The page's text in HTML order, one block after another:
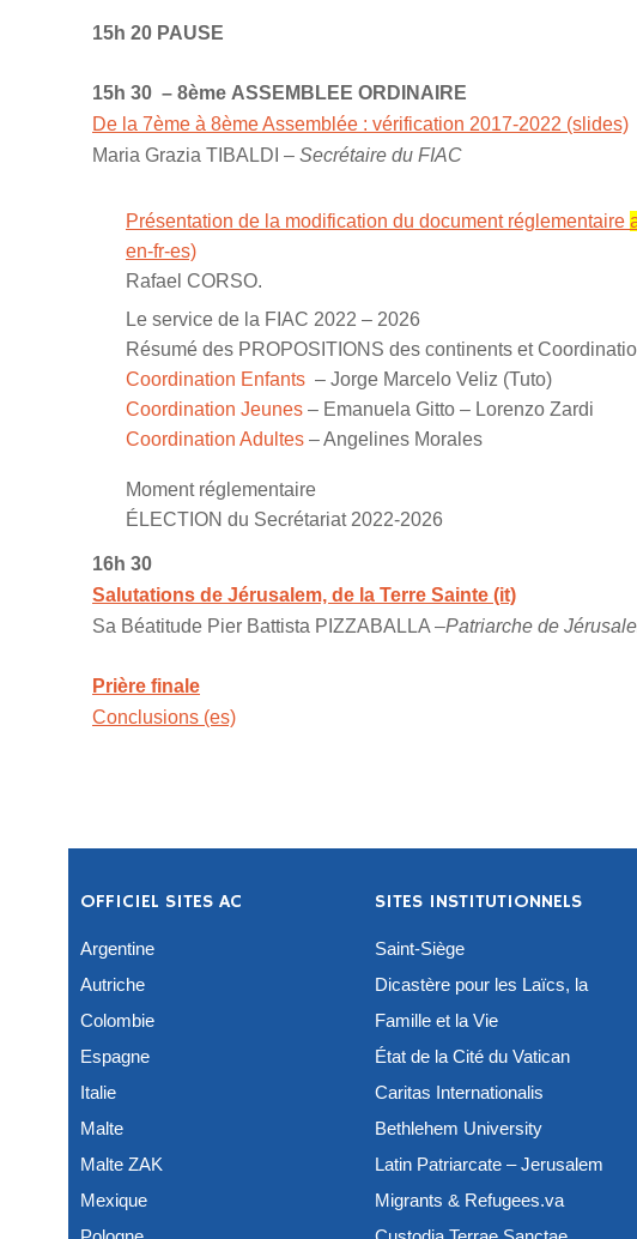
15h 20 PAUSE
15h 30 – 8ème ASSEMBLEE ORDINAIRE
De la 7ème à 8ème Assemblée : vérification 2017-2022 (slides)
Maria Grazia TIBALDI – Secrétaire du FIAC
Présentation de la modification du document réglementaire
en-fr-es)
Rafael CORSO.
Le service de la FIAC 2022 – 2026
Résumé des PROPOSITIONS des continents et
Coordination Enfants – Jorge Marcelo Veliz (Tuto)
Coordination Jeunes – Emanuela Gitto – Lorenzo Zardi
Coordination Adultes – Angelines Morales
Moment réglementaire
ÉLECTION du Secrétariat 2022-2026
16h 30
Salutations de Jérusalem, de la Terre Sainte (it)
Sa Béatitude Pier Battista PIZZABALLA –Patriarche de
Prière finale
Conclusions (es)
OFFICIEL SITES AC
Argentine
Autriche
Colombie
Espagne
Italie
Malte
Malte ZAK
Mexique
SITES INSTITUTIONNELS
Saint-Siège
Dicastère pour les Laïcs, la
Famille et la Vie
État de la Cité du Vatican
Caritas Internationalis
Bethlehem University
Latin Patriarcate – Jerusalem
Migrants & Refugees.va